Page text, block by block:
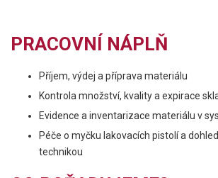
PRACOVNÍ NÁPLŇ
Příjem, výdej a příprava materiálu
Kontrola množství, kvality a expirace
Evidence a inventarizace materiálu v
Péče o myčku lakovacích pistolí a
technikou